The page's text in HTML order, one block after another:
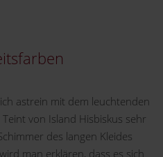
astrein mit dem leuchtenden
von Island Hisbiskus sehr
des langen Kleides
man erklären, dass es sich